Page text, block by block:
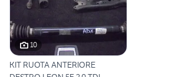
10
KIT RUOTA ANTERIORE